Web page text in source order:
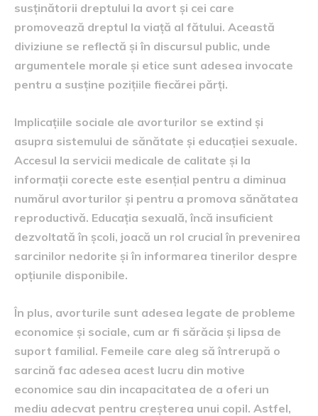
susținătorii dreptului la avort și cei care
promovează dreptul la viață al fătului. Această
diviziune se reflectă și în discursul public, unde
argumentele morale și etice sunt adesea invocate
pentru a susține pozițiile fiecărei părți.
Implicațiile sociale ale avorturilor se extind și
asupra sistemului de sănătate și educației sexuale.
Accesul la servicii medicale de calitate și la
informații corecte este esențial pentru a diminua
numărul avorturilor și pentru a promova sănătatea
reproductivă. Educația sexuală, încă insuficient
dezvoltată în școli, joacă un rol crucial în prevenirea
sarcinilor nedorite și în informarea tinerilor despre
opțiunile disponibile.
În plus, avorturile sunt adesea legate de probleme
economice și sociale, cum ar fi sărăcia și lipsa de
suport familial. Femeile care aleg să întrerupă o
sarcină fac adesea acest lucru din motive
economice sau din incapacitatea de a oferi un
mediu adecvat pentru creșterea unui copil. Astfel,